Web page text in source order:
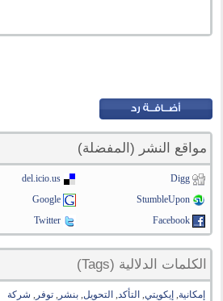
مواقع النشر (المفضلة)
Digg
del.icio.us
StumbleUpon
Google
Facebook
Twitter
الكلمات الدلالية (Tags)
إمكانية, إيكويتي, التأكد, التحويل,بنشر ,توفر , شركة